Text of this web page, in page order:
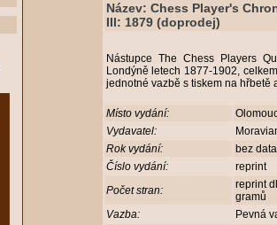
Název: Chess Player's
III: 1879 (doprodej)
Nástupce The Chess Players
Londýně letech 1877-1902,
jednotné vazbě s tiskem na hřbetě
Místo vydání:
Vydavatel:
Rok vydání:
bez
Číslo vydání:
reprint
Počet stran:
reprint
gramů
Vazba:
Pevná